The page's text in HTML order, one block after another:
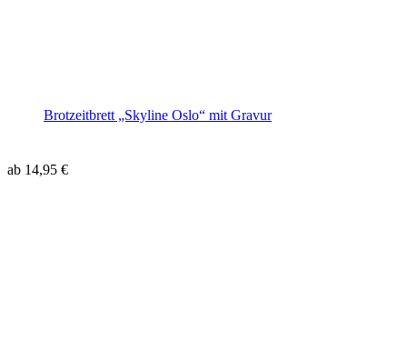
Brotzeitbrett „Skyline Oslo“ mit Gravur
ab 14,95 €